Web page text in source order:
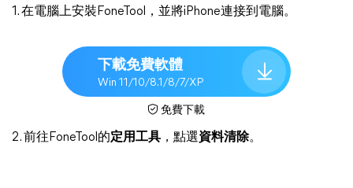
1. 在電腦上安裝FoneTool，並將iPhone連接到電腦。
下載免費軟體
Win 11/10/8.1/8/7/XP
免費下載
2. 前往FoneTool的定用工具 ，點選資料清除。